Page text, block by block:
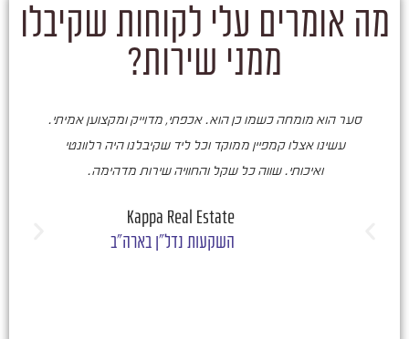
מה אומרים עלי לקוחות שקיבלו
ממני שירות?
סער הוא מומחה כשמו כן הוא. אכפתי, מדוייק ומקצוען אמיתי.
עשינו אצלו קמפיין ממוקד וכל ליד שקיבלנו היה רלוונטי
ואיכותי. שווה כל שקל והחוויה שירות מדהימה.
Kappa Real Estate
השקעות נדל"ן בארה"ב